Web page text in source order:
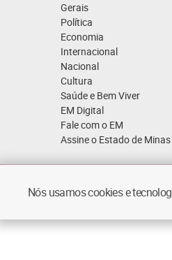
Gerais
Política
Economia
Internacional
Nacional
Cultura
Saúde e Bem Viver
EM Digital
Fale com o EM
Assine o Estado de Minas
Quem Somos
Nós usamos cookies e